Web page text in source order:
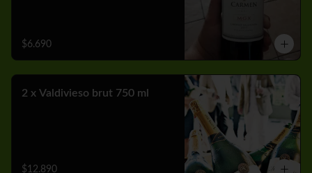
$6.690
2 x Valdivieso brut 750 ml
$12.890